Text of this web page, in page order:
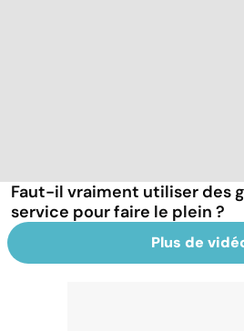
Faut-il vraiment utiliser des
service pour faire le plein ?
Plus de